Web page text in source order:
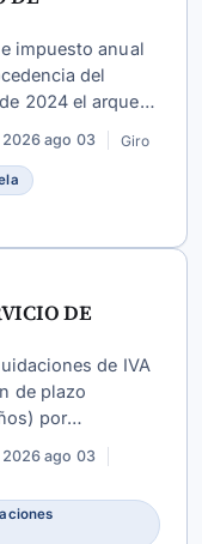
impuesto anual
del
2024 el arqueo
de 20 para
campeonatos
2026 ago 03 Giro
DE
de IVA
de plazo
por
en compraventa
2026 ago 03